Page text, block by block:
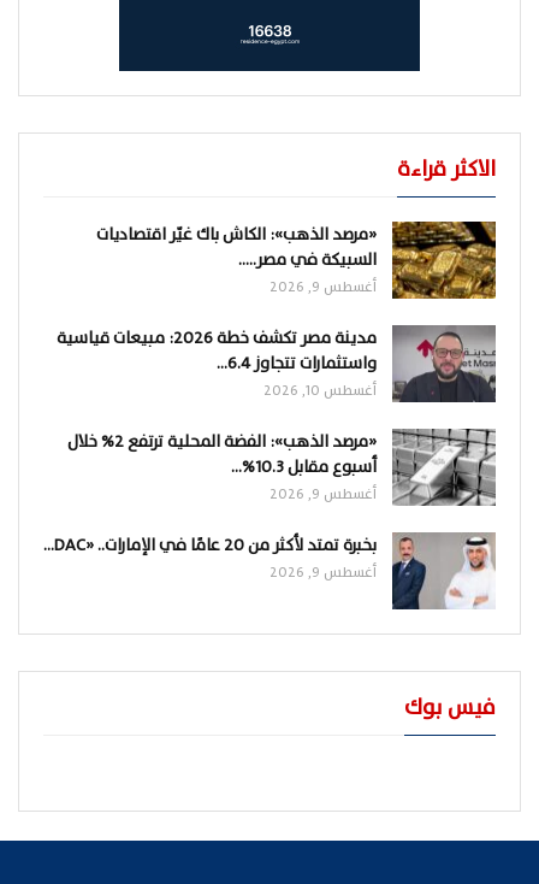
الاكثر قراءة
«مرصد الذهب»: الكاش باك غيّر اقتصاديات
السبيكة في مصر..…
أغسطس 9, 2026
مدينة مصر تكشف خطة 2026: مبيعات قياسية
واستثمارات تتجاوز 6.4…
أغسطس 10, 2026
«مرصد الذهب»: الفضة المحلية ترتفع 2% خلال
أسبوع مقابل 10.3%…
أغسطس 9, 2026
بخبرة تمتد لأكثر من 20 عامًا في الإمارات.. «DAC…
أغسطس 9, 2026
فيس بوك